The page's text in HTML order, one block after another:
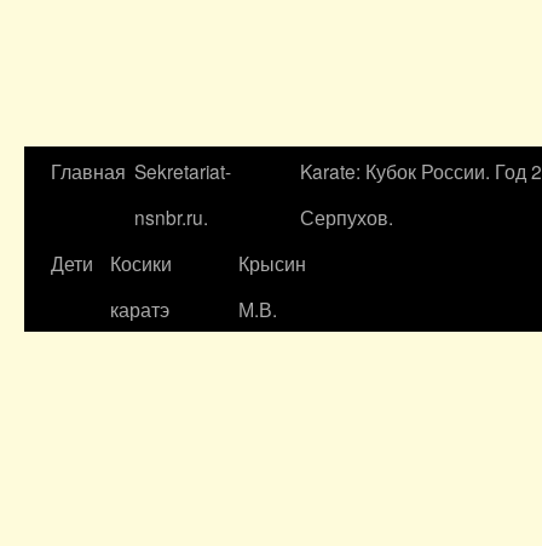
Главная Sekretariat-
nsnbr.ru.
Karate: Кубок России. Год
Серпухов.
Дети
Косики
каратэ
Крысин
М.В.